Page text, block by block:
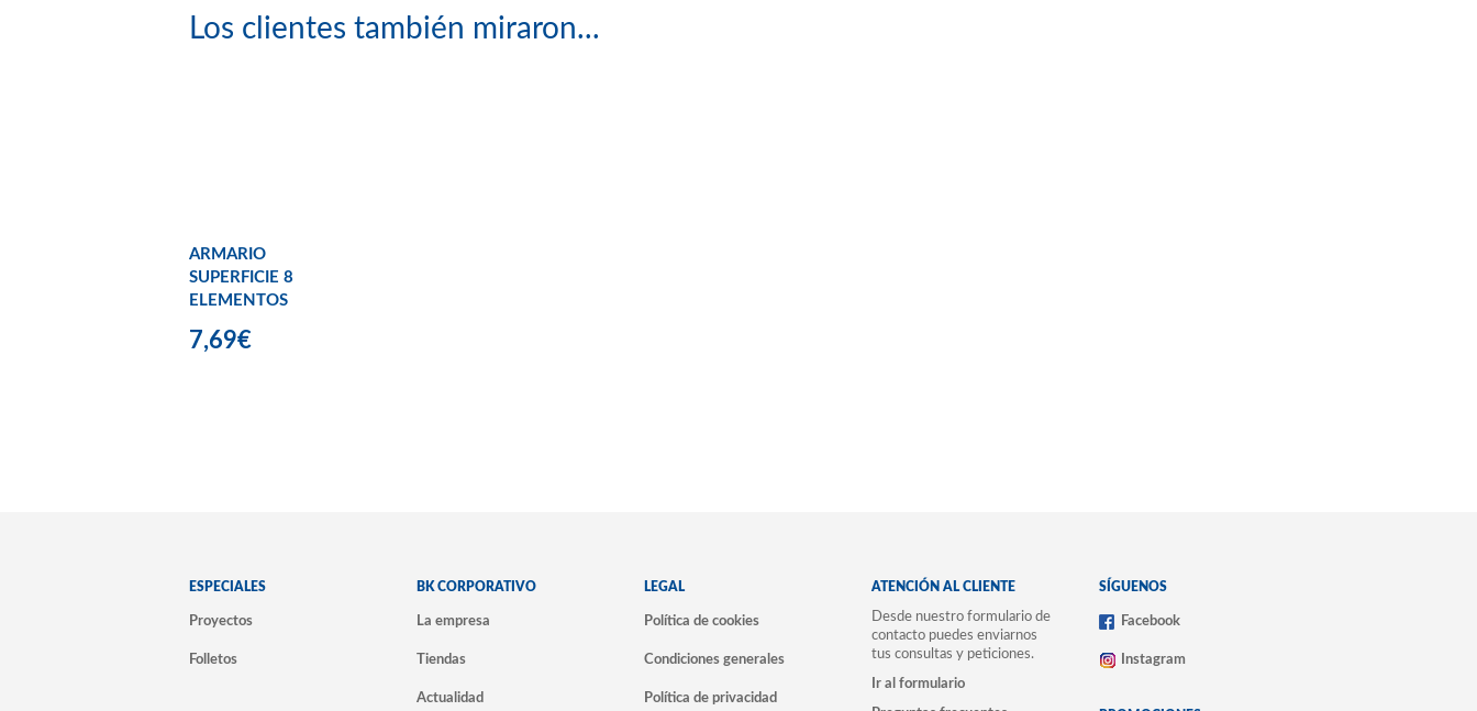
Los clientes también miraron...
ARMARIO
SUPERFICIE 8
ELEMENTOS
7,69€
ESPECIALES
Proyectos
Folletos
BK CORPORATIVO
La empresa
Tiendas
Actualidad
LEGAL
Política de cookies
Condiciones generales
Política de privacidad
ATENCIÓN AL CLIENTE
Desde nuestro formulario de
contacto puedes enviarnos
tus consultas y peticiones.
Ir al formulario
SÍGUENOS
Facebook
Instagram